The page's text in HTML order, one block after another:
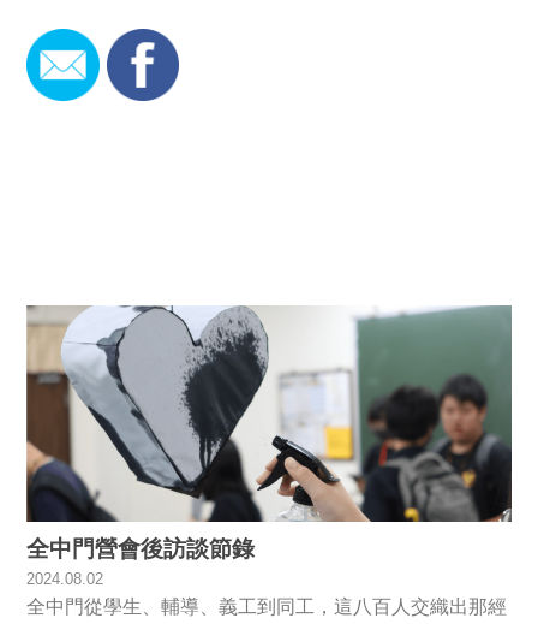
全中門營會後訪談節錄
2024.08.02
全中門從學生、輔導、義工到同工，這八百人交織出那經